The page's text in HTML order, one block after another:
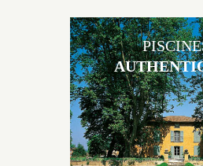
Les piscines en béton
démarquent par la noblesse
utilisés pour garder un aspect